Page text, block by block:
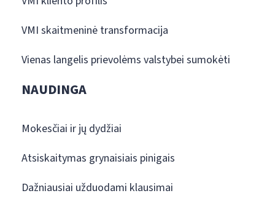
VMI skaitmeninė transformacija
Vienas langelis prievolėms valstybei sumokėti
NAUDINGA
Mokesčiai ir jų dydžiai
Atsiskaitymas grynaisiais pinigais
Dažniausiai užduodami klausimai